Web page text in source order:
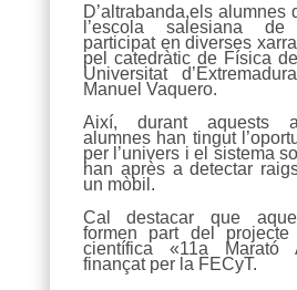
D’altrabanda,els alumnes
l’escola salesiana
participat en diverses
pel catedràtic de Física
Universitat
Manuel Vaquero.
Així, durant aquests
alumnes han tingut
per l’univers i el sistema
han après a detectar
un mòbil.
Cal destacar que
formen part del
científica «11a Marató
finançat per la FECyT.